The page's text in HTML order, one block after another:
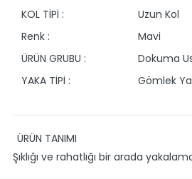
KOL TİPİ :
Uzun Kol
Renk :
Mavi
ÜRÜN GRUBU :
Dokuma
YAKA TİPİ :
Gömlek
ÜRÜN TANIMI
Şıklığı ve rahatlığı bir arada